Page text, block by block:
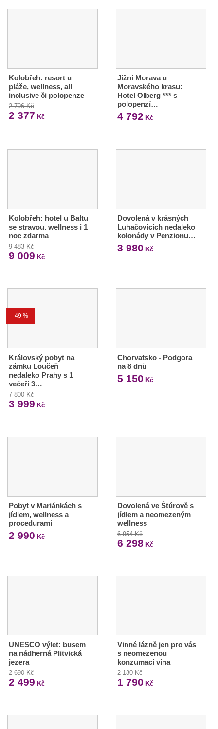
Kolobřeh: resort u
pláže, wellness, all
inclusive či polopenze
2 796 Kč
2 377 Kč
Jižní Morava u
Moravského krasu:
Hotel Olberg *** s
polopenzí…
4 792 Kč
Kolobřeh: hotel u Baltu
se stravou, wellness i 1
noc zdarma
9 483 Kč
9 009 Kč
Dovolená v krásných
Luhačovicích nedaleko
kolonády v Penzionu…
3 980 Kč
-49 %
Královský pobyt na
zámku Loučeň
nedaleko Prahy s 1
večeří 3…
7 800 Kč
3 999 Kč
Chorvatsko - Podgora
na 8 dnů
5 150 Kč
Pobyt v Mariánkách s
jídlem, wellness a
procedurami
2 990 Kč
Dovolená ve Štúrově s
jídlem a neomezeným
wellness
6 954 Kč
6 298 Kč
UNESCO výlet: busem
na nádherná Plitvická
jezera
2 690 Kč
2 499 Kč
Vinné lázně jen pro vás
s neomezenou
konzumací vína
2 180 Kč
1 790 Kč